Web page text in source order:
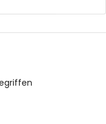
Apartment)
sind